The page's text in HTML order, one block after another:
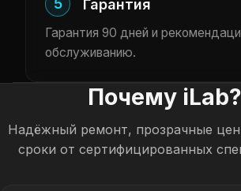
5 Гарантия
Гарантия 90 дней и
обслуживанию.
Почему iLab?
Надёжный ремонт, прозрачные
сроки от сертифицированных